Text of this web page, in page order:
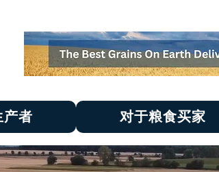
产者 对于粮食买家